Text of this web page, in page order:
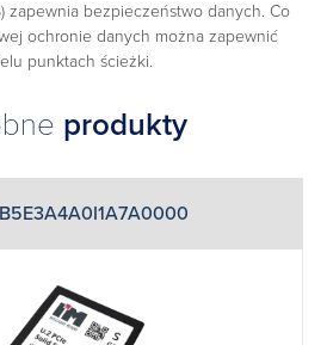
zapewnia bezpieczeństwo danych. Co
ochronie danych można zapewnić
punktach ścieżki.
produkty